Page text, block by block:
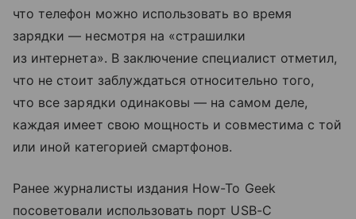
что телефон можно использовать во время
зарядки — несмотря на «страшилки
из интернета». В заключение специалист отметил,
что не стоит заблуждаться относительно того,
что все зарядки одинаковы — на самом деле,
каждая имеет свою мощность и совместима с той
или иной категорией смартфонов.
Ранее журналисты издания How-To Geek
посоветовали использовать порт USB-C